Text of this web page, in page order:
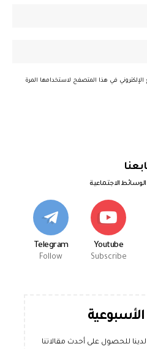
الإلكتروني في هذا المتصفح لاستخدامها المرة
الوسائط الاجتماعية
Youtube
Subscribe
Telegram
Follow
للحصول على أحدث مقالاتنا